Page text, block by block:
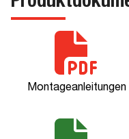
Montageanleitungen